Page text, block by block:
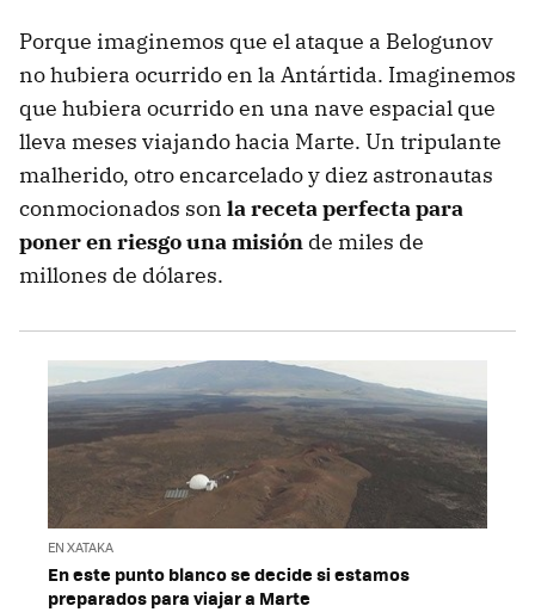
Porque imaginemos que el ataque a Belogunov
no hubiera ocurrido en la Antártida. Imaginemos
que hubiera ocurrido en una nave espacial que
lleva meses viajando hacia Marte. Un tripulante
malherido, otro encarcelado y diez astronautas
conmocionados son la receta perfecta para
poner en riesgo una misión de miles de
millones de dólares.
EN XATAKA
En este punto blanco se decide si estamos
preparados para viajar a Marte